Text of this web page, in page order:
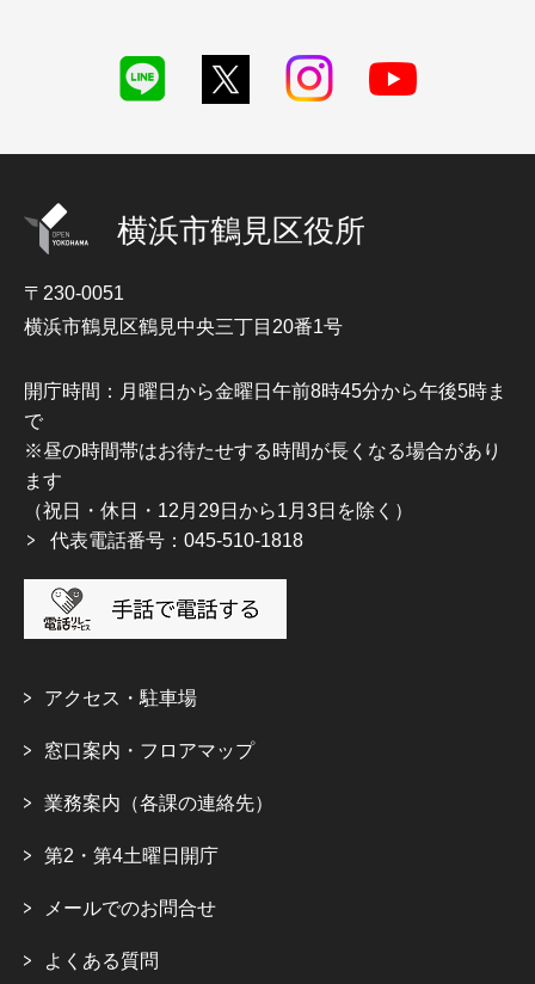
横浜市鶴見区役所
〒230-0051
横浜市鶴見区鶴見中央三丁目20番1号
開庁時間：月曜日から金曜日午前8時45分から午後5時ま
で
※昼の時間帯はお待たせする時間が長くなる場合があり
ます
（祝日・休日・12月29日から1月3日を除く）
代表電話番号：045-510-1818
アクセス・駐車場
窓口案内・フロアマップ
業務案内（各課の連絡先）
第2・第4土曜日開庁
メールでのお問合せ
よくある質問